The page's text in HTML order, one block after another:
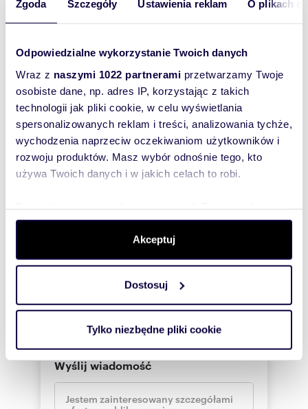
Zgoda Szczegóły Ustawienia reklam O plikach
Odpowiedzialne wykorzystanie Twoich danych
Wraz z naszymi 1022 partnerami przetwarzamy Twoje
osobiste dane, np. adres IP, korzystając z takich
technologii jak pliki cookie, w celu wyświetlania
spersonalizowanych reklam i treści, analizowania tychże,
wychodzenia naprzeciw oczekiwaniom użytkowników i
rozwoju produktów. Masz wybór odnośnie tego, kto
używa Twoich danych i w jakich celach to robi.
dane są przetwarzane oraz ustaw własne preferencje w
. W Deklaracji plików cookie możesz
zmienić lub wycofać swoją zgodę w dowolnej chwili.
Wykorzystujemy pliki cookie do spersonalizowania treści
i reklam, aby oferować funkcje społecznościowe i
korzystasz z naszej witryny, udostępniamy partnerom
Partnerzy mogą połączyć te informacje z innymi danymi
otrzymanymi od Ciebie lub uzyskanymi podczas
korzystania z ich usług.
Akceptuj
Dostosuj
Tylko niezbędne pliki cookie
Oferta wysłana z systemu Galactica Virgo
Numer oferty: FRC-GW-196640
Nr licencji zawodowej: 31372
Interesują mnie
podobne oferty
(rozwiń)
Chcę otrzymywać
informacje o
promocjach i
Administratorem danych
(rozwiń)
Wyślij wiadomość